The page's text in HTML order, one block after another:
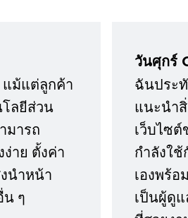
แม้แต่ลูกค้า
ลยีส่วน
มารถ
าย ตั้งค่า
นำหน้า
น ๆ
วันศุกร์
ฉันประ
แนะนำ
เว็บไซ
กำลังใ
เองพร้
เป็นผู้ดูแ